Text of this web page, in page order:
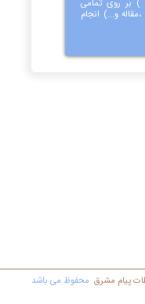
) بر روی تمامی
و...) انجام
پیام مشرق محفوظ مي باشد